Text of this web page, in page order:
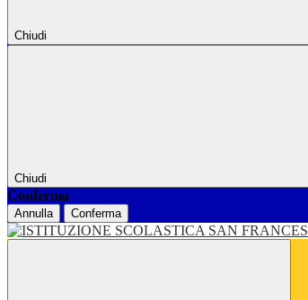
Chiudi
Chiudi
Conferma
Annulla Conferma